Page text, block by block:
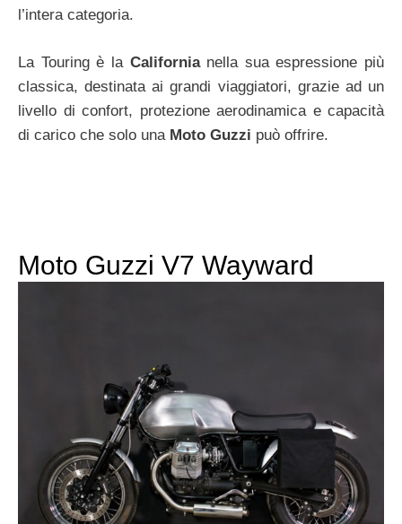
l’intera categoria.
La Touring è la Californianella sua espressione più
classica, destinata ai grandi viaggiatori, grazie ad un
livello di confort, protezione aerodinamica e capacità
di carico che solo una Moto Guzzi può offrire.
Moto Guzzi V7 Wayward